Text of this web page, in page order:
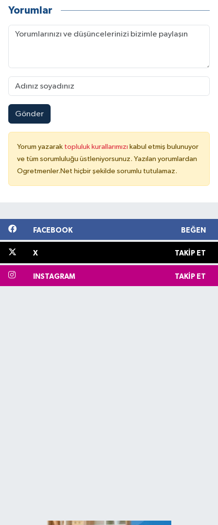
Yorumlar
Gönder
Yorum yazarak topluluk kurallarımızı kabul etmiş bulunuyor
ve tüm sorumluluğu üstleniyorsunuz. Yazılan yorumlardan
Ogretmenler.Net hiçbir şekilde sorumlu tutulamaz.
FACEBOOK BEĞEN
X TAKIP ET
INSTAGRAM TAKIP ET